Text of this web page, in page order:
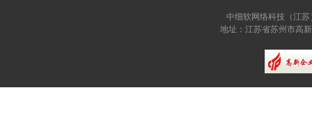
中细软网络科技（江
地址：江苏省苏州市高